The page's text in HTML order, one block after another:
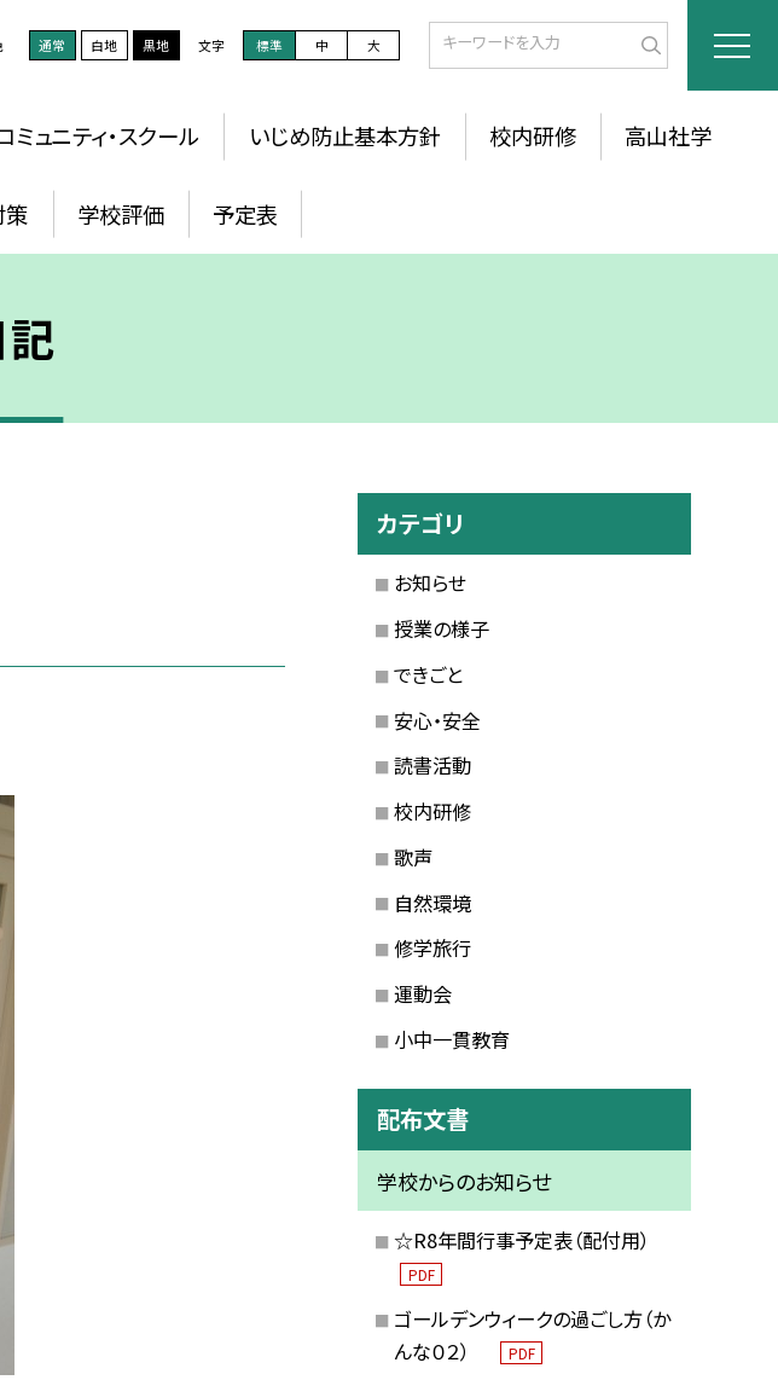
通常 白地 黒地 文字 標準 中 大
ミュニティ・スクール いじめ防止基本方針 校内研修 高山社学
策 学校評価 予定表
カテゴリ
お知らせ
授業の様子
できごと
安心・安全
読書活動
校内研修
歌声
自然環境
修学旅行
運動会
小中一貫教育
配布文書
学校からのお知らせ
☆R8年間行事予定表（配付用）
PDF
ゴールデンウィークの過ごし方（か
んな０２）
PDF